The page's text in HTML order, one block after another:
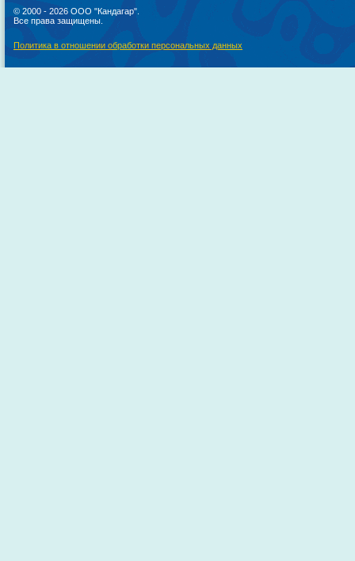
© 2000 - 2026 ООО "Кандагар".
Все права защищены.
Политика в отношении обработки персональных данных